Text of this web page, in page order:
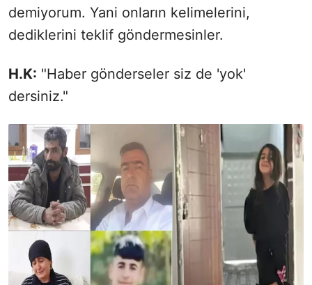
demiyorum. Yani onların kelimelerini,
dediklerini teklif göndermesinler.
H.K: "Haber gönderseler siz de 'yok'
dersiniz."